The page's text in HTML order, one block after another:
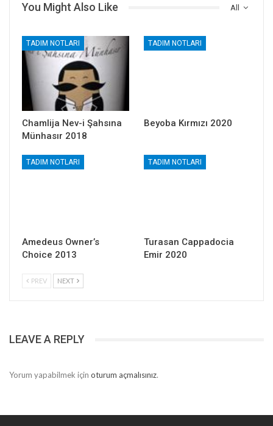
All
You Might Also Like
TADIM NOTLARI
Chamlija Nev-i Şahsına
Münhasır 2018
TADIM NOTLARI
Beyoba Kırmızı 2020
TADIM NOTLARI
Amedeus Owner’s
Choice 2013
TADIM NOTLARI
Turasan Cappadocia
Emir 2020
PREV NEXT
LEAVE A REPLY
Yorum yapabilmek için oturum açmalısınız.